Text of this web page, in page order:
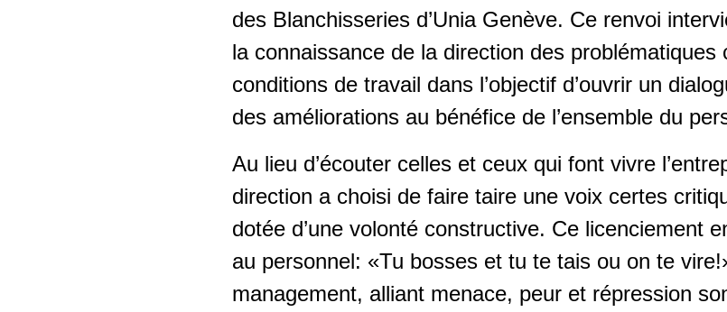
des Blanchisseries d’Unia Genève. Ce renvoi
la connaissance de la direction des problématiques
conditions de travail dans l’objectif d’ouvrir un
des améliorations au bénéfice de l’ensemble du
Au lieu d’écouter celles et ceux qui font vivre
direction a choisi de faire taire une voix certes
dotée d’une volonté constructive. Ce licenciement
au personnel: «Tu bosses et tu te tais ou on te
management, alliant menace, peur et répression